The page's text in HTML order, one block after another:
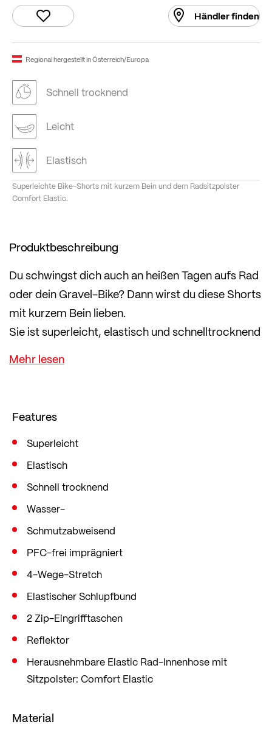
Händler finden
Regional hergestellt in Österreich/Europa
Schnell trocknend
Leicht
Elastisch
Superleichte Bike-Shorts mit kurzem Bein und dem Radsitzpolster
Comfort Elastic.
Produktbeschreibung
Du schwingst dich auch an heißen Tagen aufs Rad
oder dein Gravel-Bike? Dann wirst du diese Shorts
mit kurzem Bein lieben.
Sie ist superleicht, elastisch und schnelltrocknend
- so hält dich nichts mehr von deiner Tour ab, auch
wenn du mal ins Schwitzen kommst.
für eine kompakte bis aufrechte Sitzposition mit
optimalem Schutz und Druckentlastung im
vorderen und hinteren Bereich.
Features
Superleicht
Elastisch
Schnell trocknend
Wasser-
Schmutzabweisend
PFC-frei imprägniert
4-Wege-Stretch
Elastischer Schlupfbund
2 Zip-Eingrifftaschen
Reflektor
Herausnehmbare Elastic Rad-Innenhose mit
Sitzpolster: Comfort Elastic
Material